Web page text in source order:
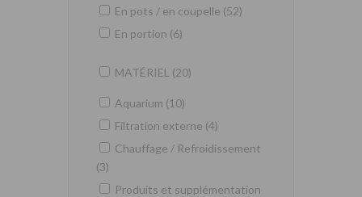
En pots / en coupelle (52)
En portion (6)
MATÉRIEL (20)
Aquarium (10)
Filtration externe (4)
Chauffage / Refroidissement
(3)
Produits et supplémentation